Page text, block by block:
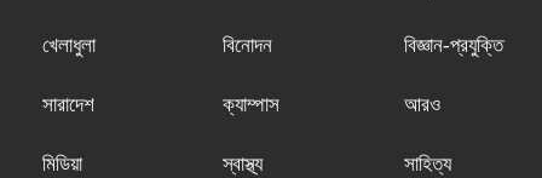
খেলাধুলা বিনোদন বিজ্ঞান-প্রযুক্তি
সারাদেশ ক্যাম্পাস আরও
মিডিয়া স্বাস্থ্য সাহিত্য